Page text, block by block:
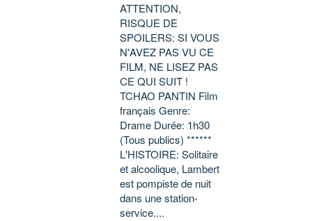
ATTENTION,
RISQUE DE
SPOILERS: SI VOUS
N'AVEZ PAS VU CE
FILM, NE LISEZ PAS
CE QUI SUIT !
TCHAO PANTIN Film
français Genre:
Drame Durée: 1h30
(Tous publics) ******
L'HISTOIRE: Solitaire
et alcoolique, Lambert
est pompiste de nuit
dans une station-
service....